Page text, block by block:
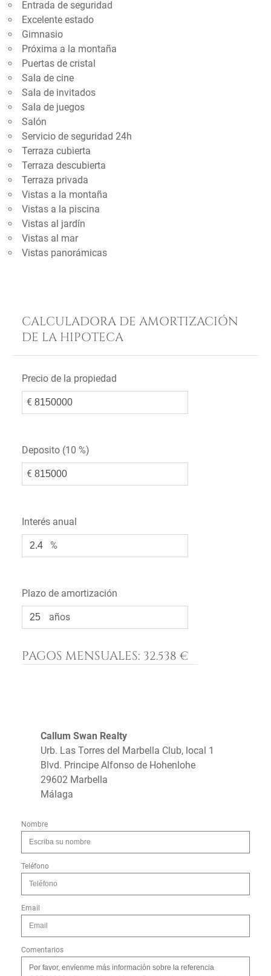
Entrada de seguridad
Excelente estado
Gimnasio
Próxima a la montaña
Puertas de cristal
Sala de cine
Sala de invitados
Sala de juegos
Salón
Servicio de seguridad 24h
Terraza cubierta
Terraza descubierta
Terraza privada
Vistas a la montaña
Vistas a la piscina
Vistas al jardín
Vistas al mar
Vistas panorámicas
CALCULADORA DE AMORTIZACIÓN
DE LA HIPOTECA
Precio de la propiedad
€
Deposito (10 %)
€
Interés anual
%
Plazo de amortización
años
PAGOS MENSUALES: 32.538 €
Callum Swan Realty
Urb. Las Torres del Marbella Club, local 1
Blvd. Principe Alfonso de Hohenlohe
29602 Marbella
Málaga
Nombre
Teléfono
Email
Comentarios